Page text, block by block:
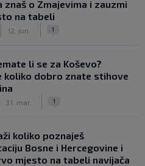
znaš o Zmajevima i zauzmi
na tabeli
12. jun. 1
li se za Koševo?
koliko dobro znate stihove
31. mar. 1
koliko poznaješ
Bosne i Hercegovine i
mjesto na tabeli navijača